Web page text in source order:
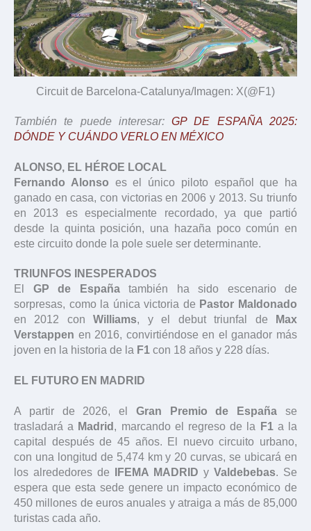
Circuit de Barcelona-Catalunya/Imagen: X(@F1)
También te puede interesar:GP DE ESPAÑA 2025:
DÓNDE Y CUÁNDO VERLO EN MÉXICO
ALONSO, EL HÉROE LOCAL
Fernando Alonso es el único piloto español que ha
ganado en casa, con victorias en 2006 y 2013. Su triunfo
en 2013 es especialmente recordado, ya que partió
desde la quinta posición, una hazaña poco común en
este circuito donde la pole suele ser determinante.
TRIUNFOS INESPERADOS
El GP de Españatambién ha sido escenario de
sorpresas, como la única victoria de Pastor Maldonado
en 2012 conWilliams, y el debut triunfal de
Max
Verstappen en 2016, convirtiéndose en el ganador más
joven en la historia de la F1 con 18 años y 228 días.
EL FUTURO EN MADRID
A partir de 2026, el Gran Premio de España se
trasladará a Madrid , marcando el regreso de la F1 a la
capital después de 45 años. El nuevo circuito urbano,
con una longitud de 5,474 km y 20 curvas, se ubicará en
los alrededores de
IFEMA MADRID y Valdebebas. Se
espera que esta sede genere un impacto económico de
450 millones de euros anuales y atraiga a más de 85,000
turistas cada año.